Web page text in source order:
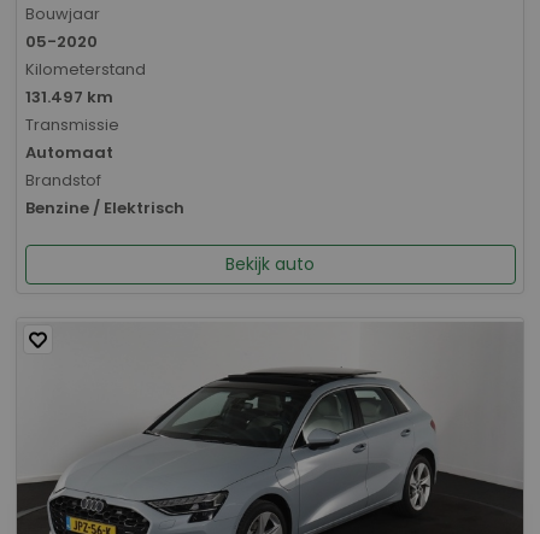
Bouwjaar
05-2020
Kilometerstand
131.497 km
Transmissie
Automaat
Brandstof
Benzine / Elektrisch
Bekijk auto